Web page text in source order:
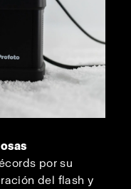
por su
del flash y